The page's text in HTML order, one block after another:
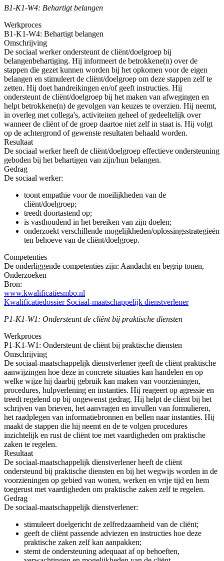
B1-K1-W4: Behartigt belangen
Werkproces
B1-K1-W4: Behartigt belangen
Omschrijving
De sociaal werker ondersteunt de cliënt/doelgroep bij
belangenbehartiging. Hij informeert de betrokkene(n) over de
stappen die gezet kunnen worden bij het opkomen voor de eigen
belangen en stimuleert de cliënt/doelgroep om deze stappen zelf te
zetten. Hij doet handreikingen en/of geeft instructies. Hij
ondersteunt de cliënt/doelgroep bij het maken van afwegingen en
helpt betrokkene(n) de gevolgen van keuzes te overzien. Hij neemt,
in overleg met collega's, activiteiten geheel of gedeeltelijk over
wanneer de cliënt of de groep daartoe niet zelf in staat is. Hij volgt
op de achtergrond of gewenste resultaten behaald worden.
Resultaat
De sociaal werker heeft de cliënt/doelgroep effectieve ondersteuning
geboden bij het behartigen van zijn/hun belangen.
Gedrag
De sociaal werker:
toont empathie voor de moeilijkheden van de
cliënt/doelgroep;
treedt doortastend op;
is vasthoudend in het bereiken van zijn doelen;
onderzoekt verschillende mogelijkheden/oplossingsstrategieën
ten behoeve van de cliënt/doelgroep.
Competenties
De onderliggende competenties zijn: Aandacht en begrip tonen,
Onderzoeken
Bron:
www.kwalificatiesmbo.nl
Kwalificatiedossier Sociaal-maatschappelijk dienstverlener
P1-K1-W1: Ondersteunt de cliënt bij praktische diensten
Werkproces
P1-K1-W1: Ondersteunt de cliënt bij praktische diensten
Omschrijving
De sociaal-maatschappelijk dienstverlener geeft de cliënt praktische
aanwijzingen hoe deze in concrete situaties kan handelen en op
welke wijze hij daarbij gebruik kan maken van voorzieningen,
procedures, hulpverlening en instanties. Hij reageert op agressie en
treedt regelend op bij ongewenst gedrag. Hij helpt de cliënt bij het
schrijven van brieven, het aanvragen en invullen van formulieren,
het raadplegen van informatiebronnen en bellen naar instanties. Hij
maakt de stappen die hij neemt en de te volgen procedures
inzichtelijk en rust de cliënt toe met vaardigheden om praktische
zaken te regelen.
Resultaat
De sociaal-maatschappelijk dienstverlener heeft de cliënt
ondersteund bij praktische diensten en bij het wegwijs worden in de
voorzieningen op gebied van wonen, werken en vrije tijd en hem
toegerust met vaardigheden om praktische zaken zelf te regelen.
Gedrag
De sociaal-maatschappelijk dienstverlener:
stimuleert doelgericht de zelfredzaamheid van de cliënt;
geeft de cliënt passende adviezen en instructies hoe deze
praktische zaken zelf kan aanpakken;
stemt de ondersteuning adequaat af op behoeften,